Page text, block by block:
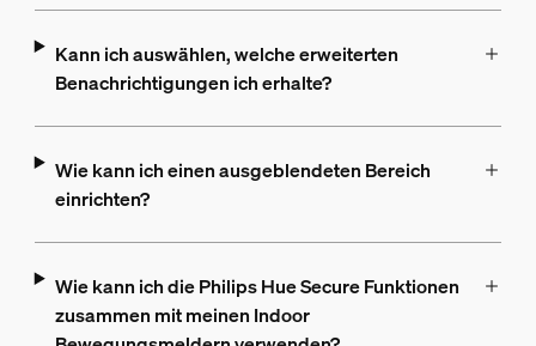
Kann ich auswählen, welche erweiterten
Benachrichtigungen ich erhalte?
Wie kann ich einen ausgeblendeten Bereich
einrichten?
Wie kann ich die Philips Hue Secure Funktionen
zusammen mit meinen Indoor